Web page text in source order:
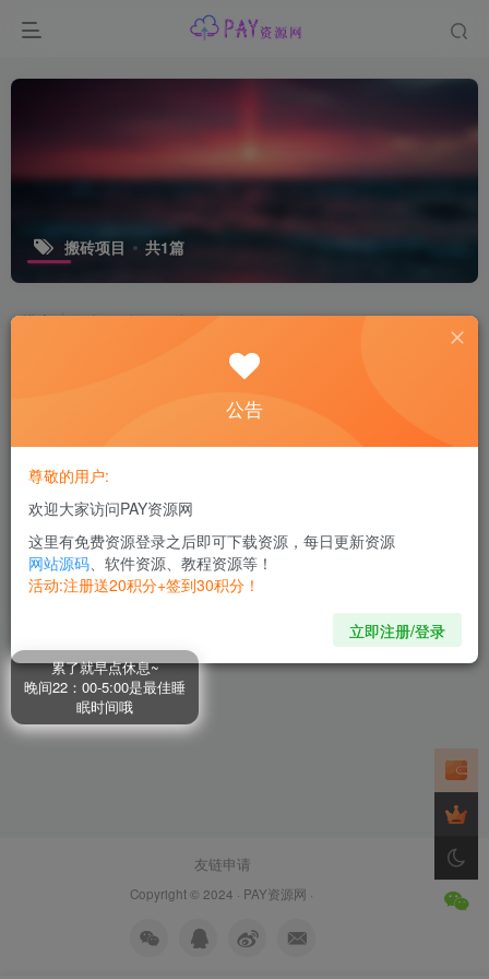
搬砖项目 共1篇
排序 更新 浏览 点赞 评论
利用AI文章写作工具每单30美
元，日赚100美元，只需复制
粘贴￼会员专属 精品项目 网络项目
友链申请
Copyright © 2024 · PAY资源网 ·
累了就早点休息~
晚间22：00-5:00是最佳睡
眠时间哦
公告
尊敬的用户:
欢迎大家访问PAY资源网
这里有免费资源登录之后即可下载资源，每日更新资源
网站源码、软件资源、教程资源等！
活动:注册送20积分+签到30积分！
立即注册/登录